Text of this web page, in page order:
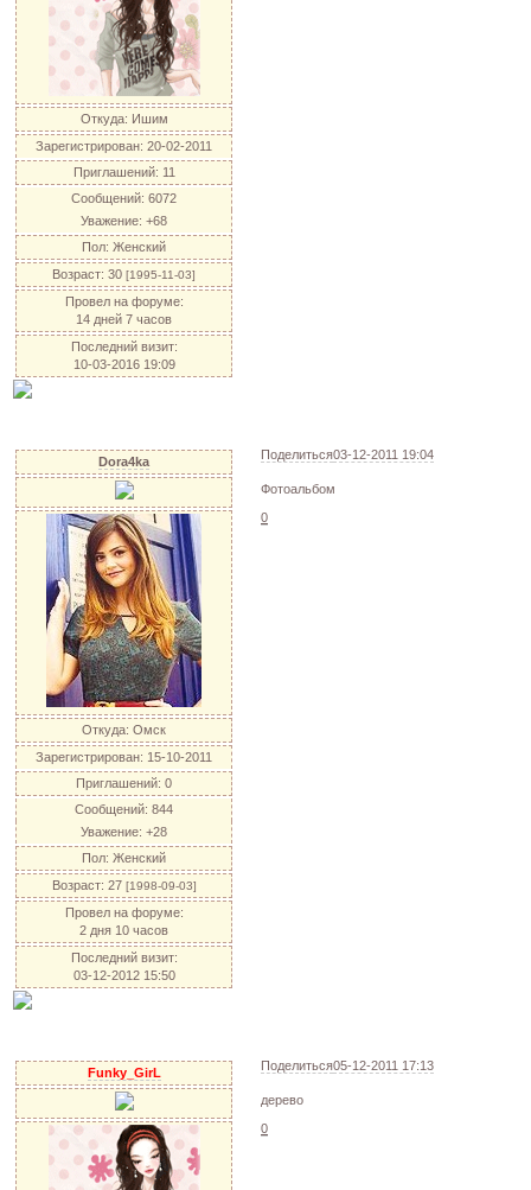
Откуда: Ишим
Зарегистрирован: 20-02-2011
Приглашений: 11
Сообщений: 6072
Уважение: +68
Пол: Женский
Возраст: 30 [1995-11-03]
Провел на форуме:
14 дней 7 часов
Последний визит:
10-03-2016 19:09
Поделиться03-12-2011 19:04
Dora4ka
Откуда: Омск
Зарегистрирован: 15-10-2011
Приглашений: 0
Сообщений: 844
Уважение: +28
Пол: Женский
Возраст: 27 [1998-09-03]
Провел на форуме:
2 дня 10 часов
Последний визит:
03-12-2012 15:50
Фотоальбом
0
Поделиться05-12-2011 17:13
Funky_GirL
дерево
0